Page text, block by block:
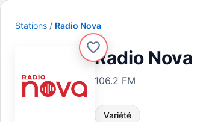
Stations Radio Nova
Radio Nova
106.2 FM
Variété